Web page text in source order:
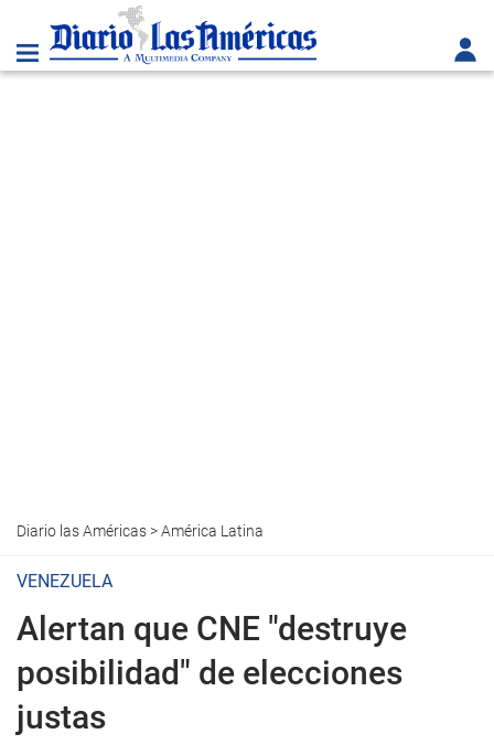
Diario las Américas>América Latina
VENEZUELA
Alertan que CNE "destruye
posibilidad" de elecciones
justas